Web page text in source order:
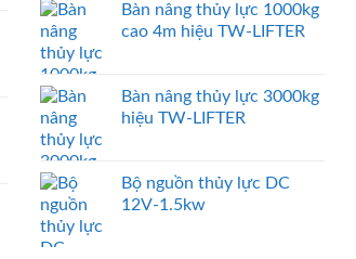
Bàn nâng thủy lực 1000kg
cao 4m hiệu TW-LIFTER
Bàn nâng thủy lực 3000kg
hiệu TW-LIFTER
Bộ nguồn thủy lực DC
12V-1.5kw